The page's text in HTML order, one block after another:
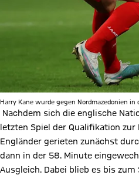
Harry Kane wurde gegen Nordmazedonien
Nachdem sich die englische
letzten Spiel der Qualifikation
Engländer gerieten zunächst
dann in der 58. Minute
Ausgleich. Dabei blieb es bis